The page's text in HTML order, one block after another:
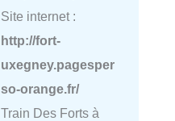
Site internet :
http://fort-
uxegney.pagesper
so-orange.fr/
Train Des Forts à